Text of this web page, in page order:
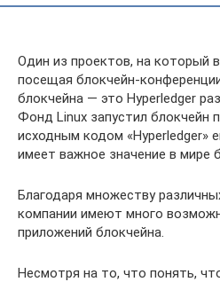
Один из проектов, на который
посещая блокчейн-
блокчейна — это Hyperledger
Фонд Linux запустил блокчейн
исходным кодом «Hyperledger»
имеет важное значение в мире
Благодаря множеству
компании имеют много
приложений блокчейна.
Несмотря на то, что понять,